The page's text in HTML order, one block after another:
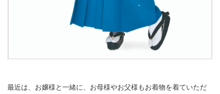
最近は、お嬢様と一緒に、お母様やお父様もお着物を着ていただ